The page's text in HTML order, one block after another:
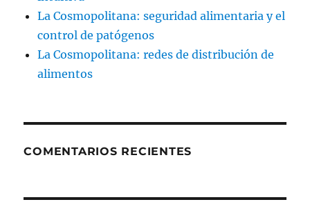
La Cosmopolitana: seguridad alimentaria y el
control de patógenos
La Cosmopolitana: redes de distribución de
alimentos
COMENTARIOS RECIENTES